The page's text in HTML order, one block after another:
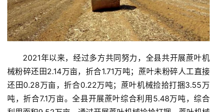
现
货
专
2021年以来，经过多方共同努力，全县共开展蔗叶机
械粉碎还田2.14万亩，折合1.71万吨；蔗叶未粉碎人工直接
还田0.28万亩，折合0.22万吨；蔗叶机械捡拾打捆3.55万
吨，折合7.1万亩。全县开展蔗叶综合利用5.48万吨，综合